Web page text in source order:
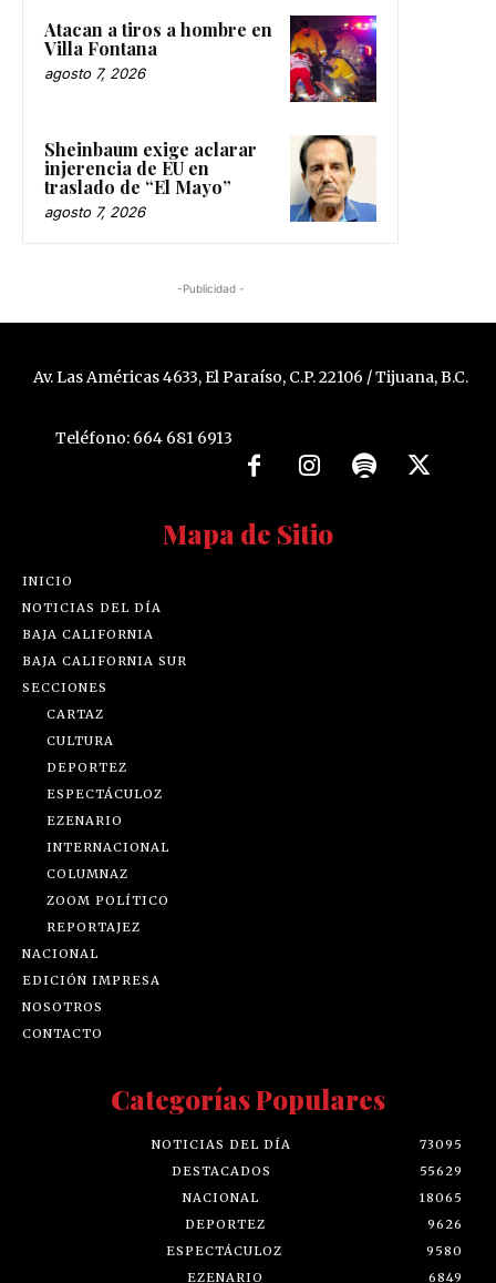
Atacan a tiros a hombre en
Villa Fontana
agosto 7, 2026
Sheinbaum exige aclarar
injerencia de EU en
traslado de “El Mayo”
agosto 7, 2026
-Publicidad -
Av. Las Américas 4633, El Paraíso, C.P. 22106 / Tijuana, B.C.
Teléfono: 664 681 6913
Mapa de Sitio
INICIO
NOTICIAS DEL DÍA
BAJA CALIFORNIA
BAJA CALIFORNIA SUR
SECCIONES
CARTAZ
CULTURA
DEPORTEZ
ESPECTÁCULOZ
EZENARIO
INTERNACIONAL
COLUMNAZ
ZOOM POLÍTICO
REPORTAJEZ
NACIONAL
EDICIÓN IMPRESA
NOSOTROS
CONTACTO
Categorías Populares
NOTICIAS DEL DÍA
73095
DESTACADOS
55629
NACIONAL
18065
DEPORTEZ
9626
ESPECTÁCULOZ
9580
EZENARIO
6849